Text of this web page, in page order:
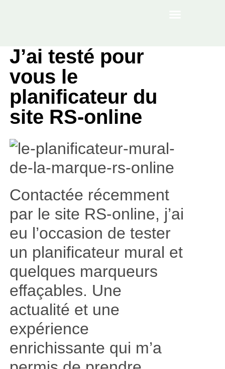
J’ai testé pour
vous le
planificateur du
site RS-online
Contactée récemment
par le site RS-online, j’ai
eu l’occasion de tester
un planificateur mural et
quelques marqueurs
effaçables. Une
actualité et une
expérience
enrichissante qui m’a